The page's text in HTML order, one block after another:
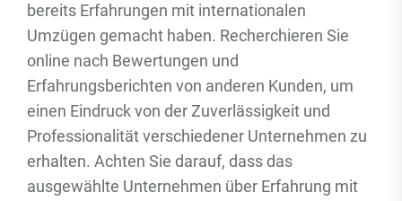
bereits Erfahrungen mit internationalen
Umzügen gemacht haben. Recherchieren Sie
online nach Bewertungen und
Erfahrungsberichten von anderen Kunden, um
einen Eindruck von der Zuverlässigkeit und
Professionalität verschiedener Unternehmen zu
erhalten. Achten Sie darauf, dass das
ausgewählte Unternehmen über Erfahrung mit